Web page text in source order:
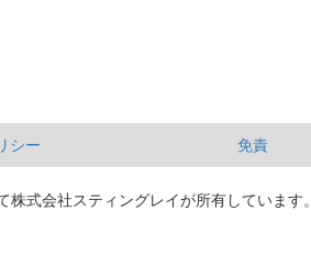
シー 免責
式会社スティングレイが所有しています。